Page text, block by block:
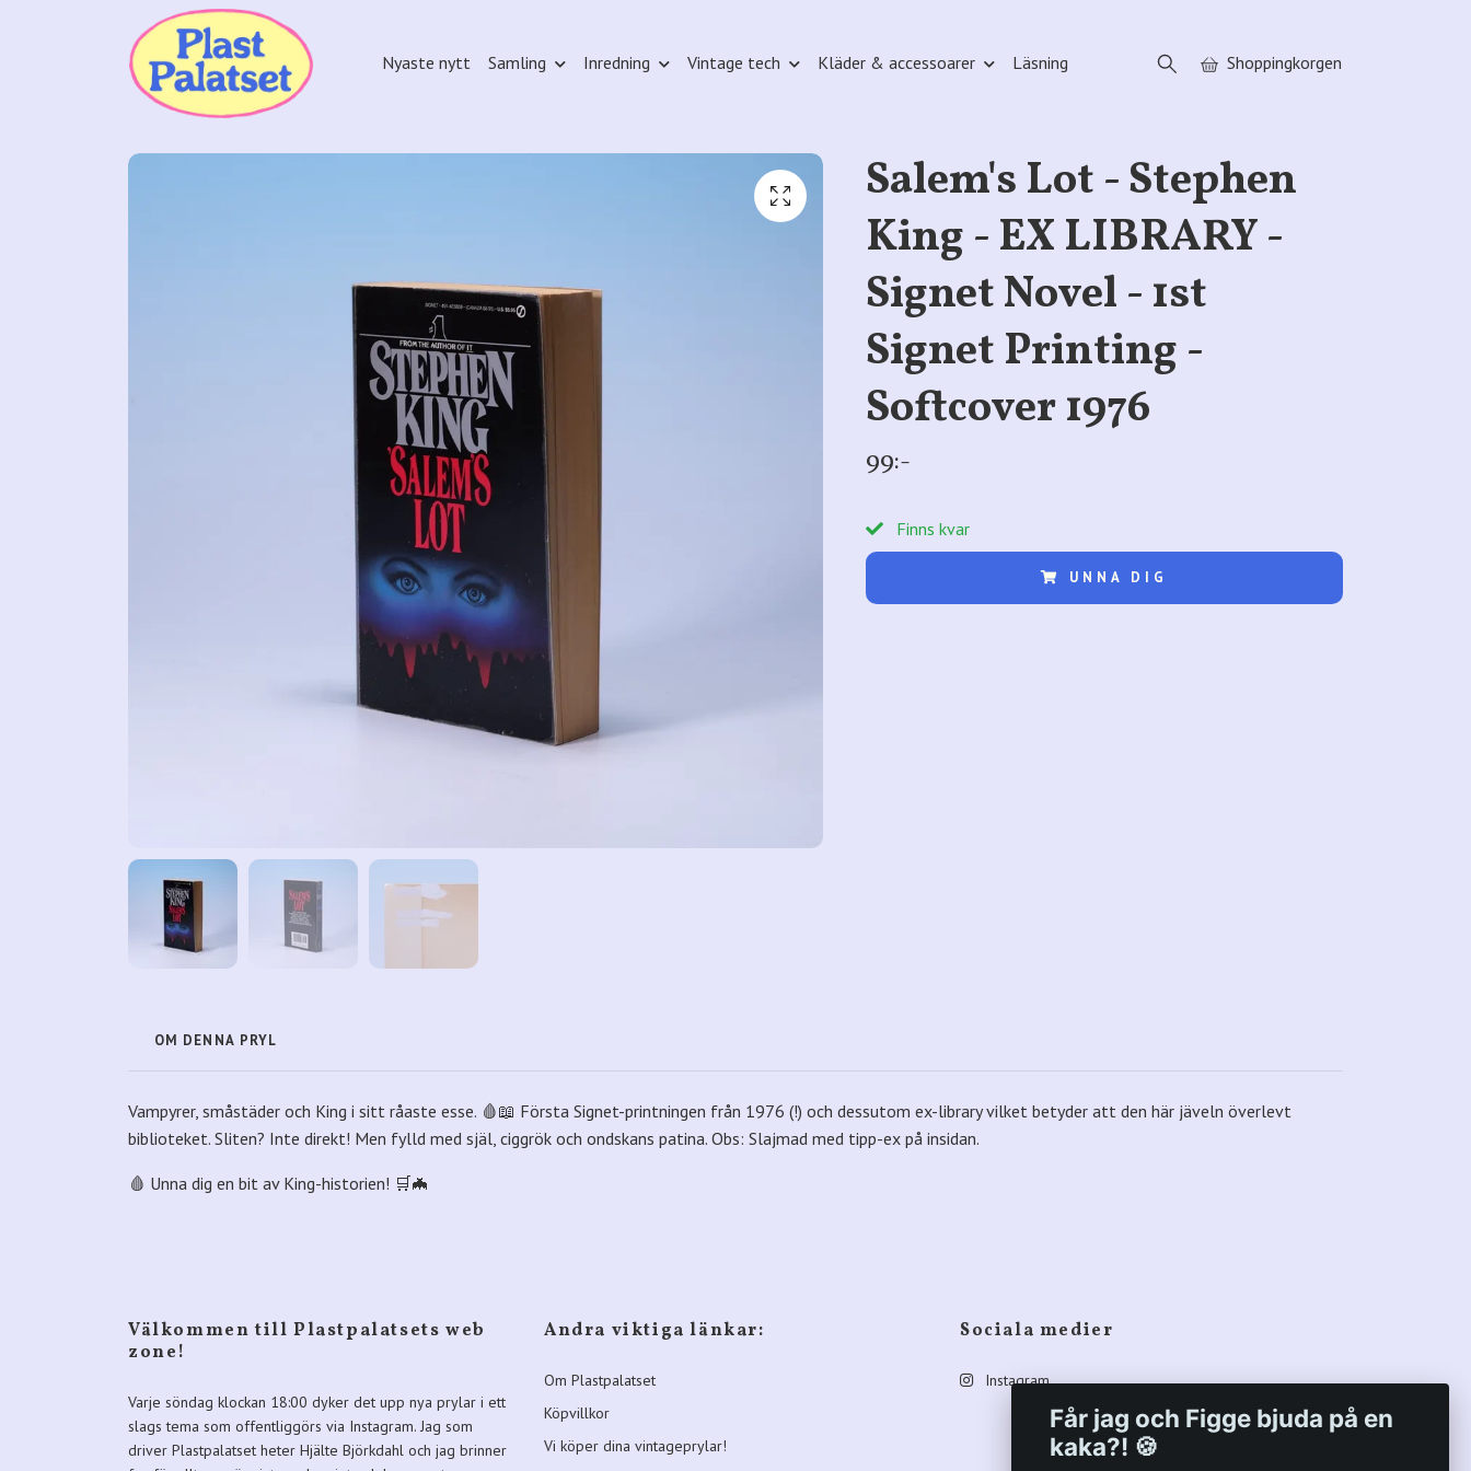
Nyaste nytt Samling Inredning Vintage tech Kläder & accessoarer Läsning Shoppingkorgen
Salem's Lot - Stephen
King - EX LIBRARY -
Signet Novel - 1st
Signet Printing -
Softcover 1976
99:-
Finns kvar
UNNA DIG
OM DENNA PRYL
Vampyrer, småstäder och King i sitt råaste esse. 🩸📖 Första Signet-printningen från 1976 (!) och dessutom ex-library vilket betyder att den här jäveln överlevt
biblioteket. Sliten? Inte direkt! Men fylld med själ, ciggrök och ondskans patina. Obs: Slajmad med tipp-ex på insidan.
🩸 Unna dig en bit av King-historien! 🛒🦇
Välkommen till Plastpalatsets web
zone!
Varje söndag klockan 18:00 dyker det upp nya prylar i ett
slags tema som offentliggörs via Instagram. Jag som
driver Plastpalatset heter Hjälte Björkdahl och jag brinner
Andra viktiga länkar:
Om Plastpalatset
Köpvillkor
Vi köper dina vintageprylar!
Sociala medier
Instagram
Får jag och Figge bjuda på en
kaka?! 🍪